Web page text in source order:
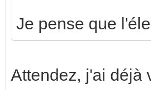
viennent d'en